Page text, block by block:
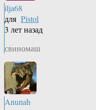
ilja68
для Pistol
3 лет назад
свиномаш
Anunah